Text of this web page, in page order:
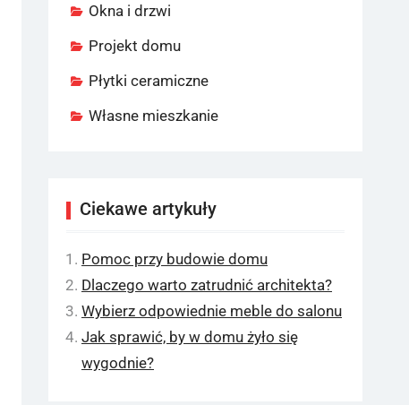
Okna i drzwi
Projekt domu
Płytki ceramiczne
Własne mieszkanie
Ciekawe artykuły
Pomoc przy budowie domu
Dlaczego warto zatrudnić architekta?
Wybierz odpowiednie meble do salonu
Jak sprawić, by w domu żyło się
wygodnie?